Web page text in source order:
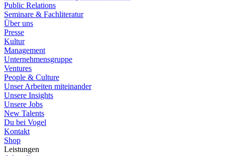
Public Relations
Seminare & Fachliteratur
Über uns
Presse
Kultur
Management
Unternehmensgruppe
Ventures
People & Culture
Unser Arbeiten miteinander
Unsere Insights
Unsere Jobs
New Talents
Du bei Vogel
Kontakt
Shop
Leistungen